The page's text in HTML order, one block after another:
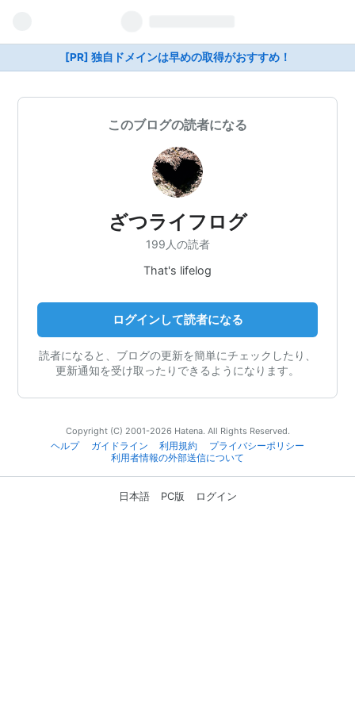
[PR] 独自ドメインは早めの取得がおすすめ！
このブログの読者になる
ざつライフログ
199人の読者
That's lifelog
ログインして読者になる
読者になると、ブログの更新を簡単にチェックしたり、
更新通知を受け取ったりできるようになります。
Copyright (C) 2001-2026 Hatena. All Rights Reserved.
ヘルプ
ガイドライン 利用規約
プライバシーポリシー
利用者情報の外部送信について
日本語 PC版 ログイン